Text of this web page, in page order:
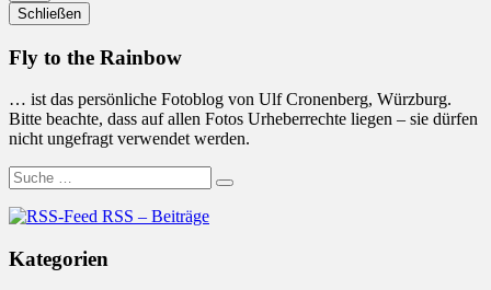
Primäre
Seitenleiste
Schließen
Fly to the Rainbow
… ist das persönliche Fotoblog von Ulf Cronenberg, Würzburg.
Bitte beachte, dass auf allen Fotos Urheberrechte liegen – sie dürfen
nicht ungefragt verwendet werden.
Suche
nach:
Suchen
RSS – Beiträge
Kategorien